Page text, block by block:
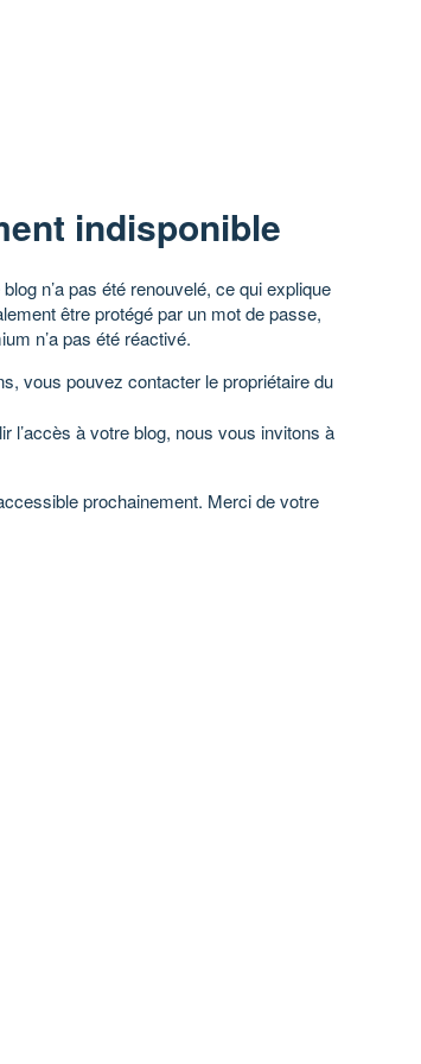
indisponible
n’a pas été renouvelé, ce qui explique
être protégé par un mot de passe,
n’a pas été réactivé.
vous pouvez contacter le propriétaire du
l’accès à votre blog, nous vous invitons à
prochainement. Merci de votre